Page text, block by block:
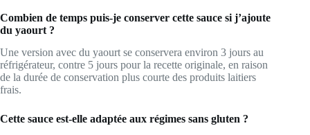
Combien de temps puis-je conserver cette sauce si j’ajoute
du yaourt ?
Une version avec du yaourt se conservera environ 3 jours au
réfrigérateur, contre 5 jours pour la recette originale, en raison
de la durée de conservation plus courte des produits laitiers
frais.
Cette sauce est-elle adaptée aux régimes sans gluten ?